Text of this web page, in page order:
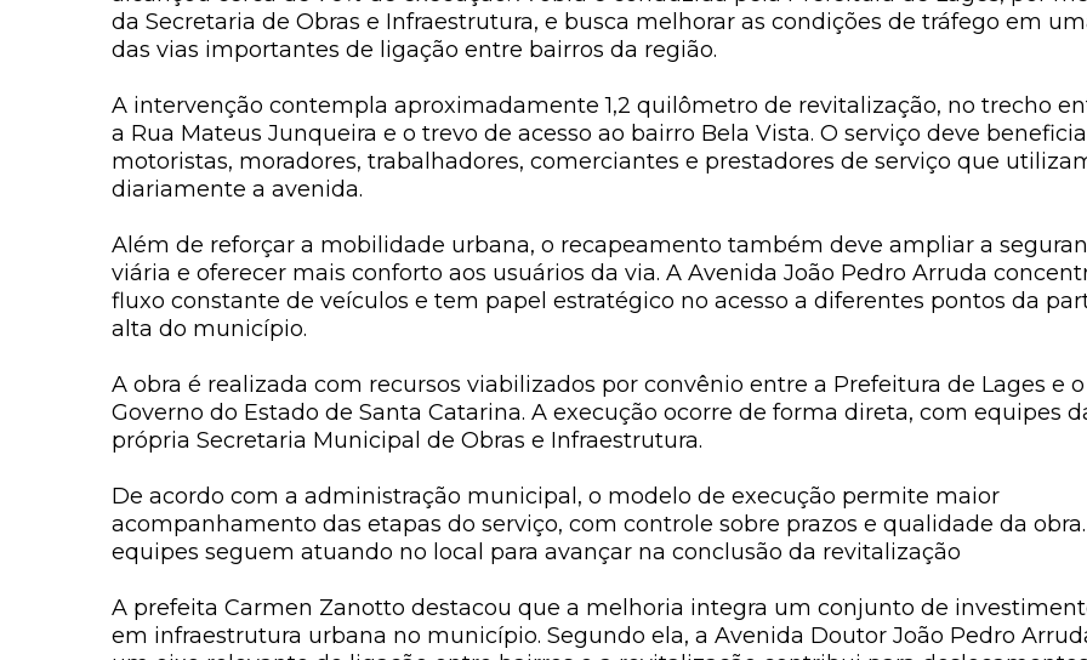
da Secretaria de Obras e Infraestrutura, e busca melhorar as condições de tráfego em
das vias importantes de ligação entre bairros da região.
A intervenção contempla aproximadamente 1,2 quilômetro de revitalização, no trecho
a Rua Mateus Junqueira e o trevo de acesso ao bairro Bela Vista. O serviço deve
motoristas, moradores, trabalhadores, comerciantes e prestadores de serviço que
diariamente a avenida.
Além de reforçar a mobilidade urbana, o recapeamento também deve ampliar a
viária e oferecer mais conforto aos usuários da via. A Avenida João Pedro Arruda
fluxo constante de veículos e tem papel estratégico no acesso a diferentes pontos da
alta do município.
A obra é realizada com recursos viabilizados por convênio entre a Prefeitura de Lages e o
Governo do Estado de Santa Catarina. A execução ocorre de forma direta, com equipes
própria Secretaria Municipal de Obras e Infraestrutura.
De acordo com a administração municipal, o modelo de execução permite maior
acompanhamento das etapas do serviço, com controle sobre prazos e qualidade da
equipes seguem atuando no local para avançar na conclusão da revitalização
A prefeita Carmen Zanotto destacou que a melhoria integra um conjunto de
em infraestrutura urbana no município. Segundo ela, a Avenida Doutor João Pedro